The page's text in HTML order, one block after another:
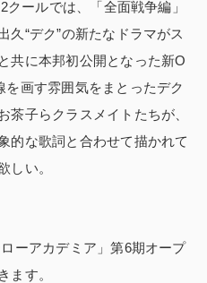
ールでは、「全面戦争編」
久“デク”の新たなドラマがス
共に本邦初公開となった新O
画す雰囲気をまとったデク
茶子らクラスメイトたちが、
的な歌詞と合わせて描かれて
しい。
ーアカデミア」第6期オープ
ます。